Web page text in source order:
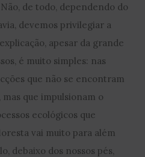
de todo, dependendo do
devemos privilegiar a
apesar da grande
é muito simples: nas
que não se encontram
mas que impulsionam o
ecológicos que
vai muito para além
debaixo dos nossos pés,